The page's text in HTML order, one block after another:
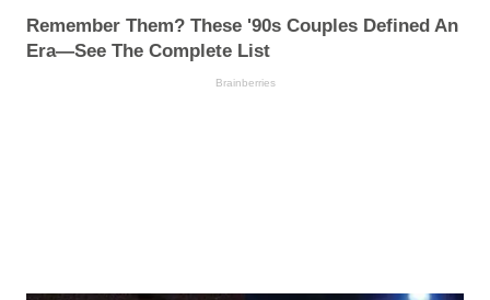
Remember Them? These '90s Couples Defined An
Era—See The Complete List
Brainberries